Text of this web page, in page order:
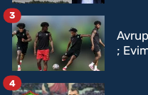
;
3
4